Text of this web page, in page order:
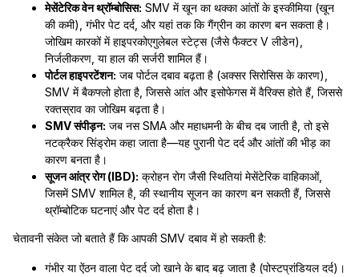
मेसेंटेरिक वेन थ्रॉम्बोसिस: SMV में खून का थक्का आंतों के इस्कीमिया (खून
की कमी), गंभीर पेट दर्द, और यहां तक कि गैंग्रीन का कारण बन सकता है।
जोखिम कारकों में हाइपरकोएगुलेबल स्टेट्स (जैसे फैक्टर V लीडेन),
निर्जलीकरण, या हाल की सर्जरी शामिल हैं।
पोर्टल हाइपरटेंशन: जब पोर्टल दबाव बढ़ता है (अक्सर सिरोसिस के कारण),
SMV में बैकफ्लो होता है, जिससे आंत और इसोफेगस में वैरिक्स होते हैं, जिससे
रक्तस्राव का जोखिम बढ़ता है।
SMV संपीड़न: जब नस SMA और महाधमनी के बीच दब जाती है, तो इसे
नटक्रैकर सिंड्रोम कहा जाता है—यह पुरानी पेट दर्द और आंतों की भीड़ का
कारण बनता है।
सूजन आंत्र रोग (IBD): क्रोहन रोग जैसी स्थितियां मेसेंटेरिक वाहिकाओं,
जिसमें SMV शामिल है, की स्थानीय सूजन का कारण बन सकती हैं, जिससे
थ्रॉम्बोटिक घटनाएं और पेट दर्द होता है।
चेतावनी संकेत जो बताते हैं कि आपकी SMV दबाव में हो सकती है:
गंभीर या ऐंठन वाला पेट दर्द जो खाने के बाद बढ़ जाता है (पोस्टप्रांडियल दर्द)।